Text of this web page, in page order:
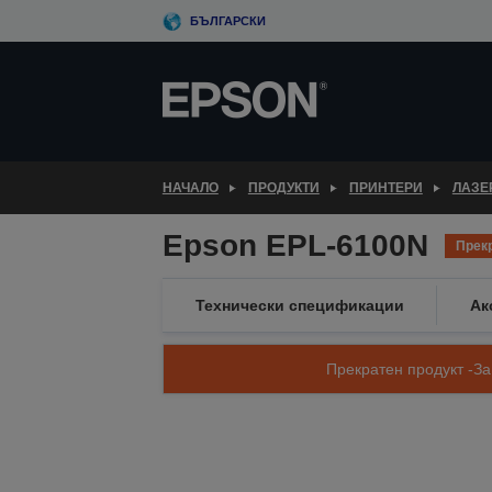
to
БЪЛГАРСКИ
НАЧАЛО ПРОДУКТИ ПРИНТЕРИ
Epson EPL-6100N
Технически спецификации
Прекратен продукт -